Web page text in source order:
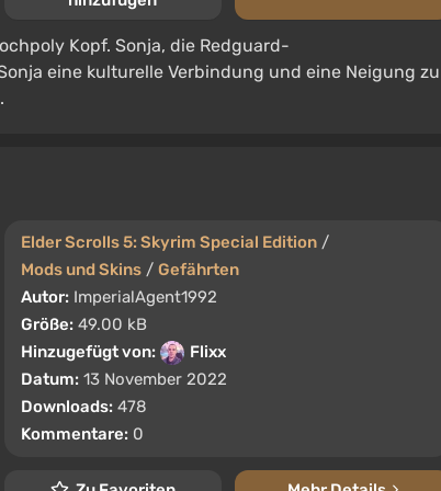
Kopf. Sonja, die Redguard-
eine kulturelle Verbindung und eine Neigung
Elder Scrolls 5: Skyrim Special Edition /
Mods und Skins / Gefährten
Autor: ImperialAgent1992
Größe: 49.00 kB
Hinzugefügt von:
Flixx
Datum: 13 November 2022
Downloads: 478
Kommentare: 0